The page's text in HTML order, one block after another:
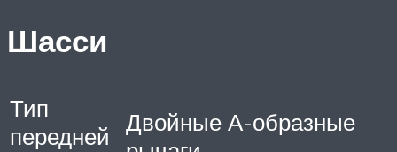
Шасси
Тип
передней
Двойные А-образные